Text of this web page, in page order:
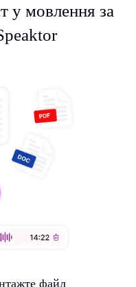
у мовлення за
файл